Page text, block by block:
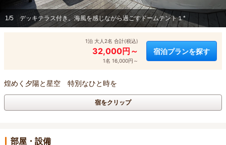
1/5 デッキテラス付き。海風を感じながら過ごすドームテント１*
1泊 大人2名 合計(税込)
32,000円～
1名 16,000円～
宿泊プランを探す
煌めく夕陽と星空 特別なひと時を
宿をクリップ
部屋・設備